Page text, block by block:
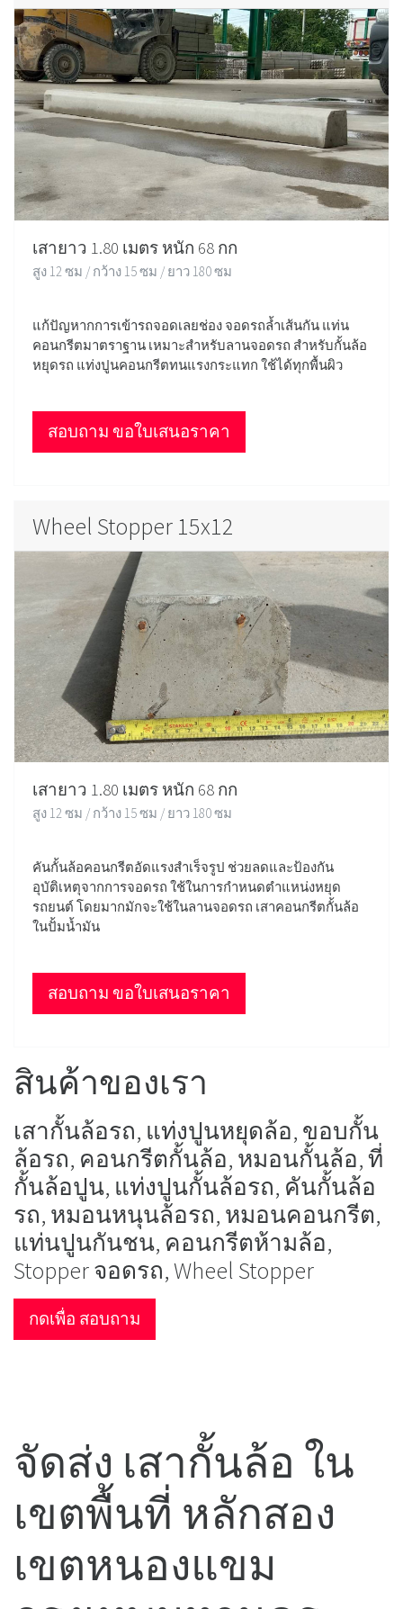
เสายาว 1.80 เมตร หนัก 68 กก
สูง 12 ซม / กว้าง 15 ซม / ยาว 180 ซม
แก้ปัญหากการเข้ารถจอดเลยช่อง จอดรถล้ำเส้นกัน แท่น
คอนกรีตมาตราฐาน เหมาะสำหรับลานจอดรถ สำหรับกั้นล้อ
หยุดรถ แท่งปูนคอนกรีตทนแรงกระแทก ใช้ได้ทุกพื้นผิว
สอบถาม ขอใบเสนอราคา
Wheel Stopper 15x12
เสายาว 1.80 เมตร หนัก 68 กก
สูง 12 ซม / กว้าง 15 ซม / ยาว 180 ซม
คันกั้นล้อคอนกรีตอัดแรงสำเร็จรูป ช่วยลดและป้องกัน
อุบัติเหตุจากการจอดรถ ใช้ในการกำหนดตำแหน่งหยุด
รถยนต์ โดยมากมักจะใช้ในลานจอดรถ เสาคอนกรีตกั้นล้อ
ในปั้มน้ำมัน
สอบถาม ขอใบเสนอราคา
สินค้าของเรา
เสากั้นล้อรถ, แท่งปูนหยุดล้อ, ขอบกั้น
ล้อรถ, คอนกรีตกั้นล้อ, หมอนกั้นล้อ, ที่
กั้นล้อปูน, แท่งปูนกั้นล้อรถ, คันกั้นล้อ
รถ, หมอนหนุนล้อรถ, หมอนคอนกรีต,
แท่นปูนกันชน, คอนกรีตห้ามล้อ,
Stopper จอดรถ, Wheel Stopper
กดเพื่อ สอบถาม
จัดส่ง เสากั้นล้อ ใน
เขตพื้นที่ หลักสอง
เขตหนองแขม